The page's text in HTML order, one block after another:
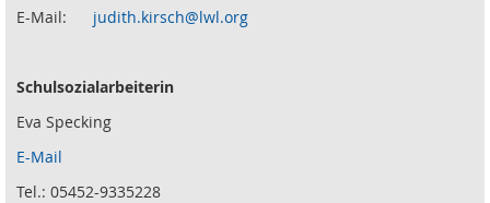
E-Mail: judith.kirsch@lwl.org
Schulsozialarbeiterin
Eva Specking
E-Mail
Tel.: 05452-9335228